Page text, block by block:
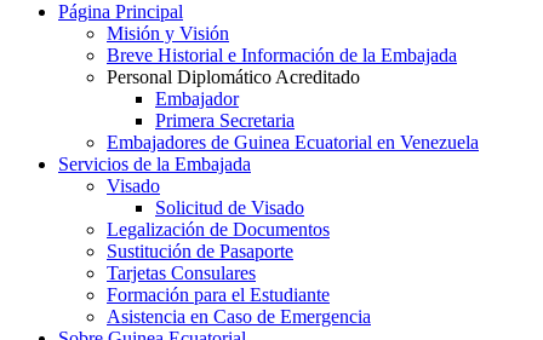
Página Principal
Misión y Visión
Breve Historial e Información de la Embajada
Personal Diplomático Acreditado
Embajador
Primera Secretaria
Embajadores de Guinea Ecuatorial en Venezuela
Servicios de la Embajada
Visado
Solicitud de Visado
Legalización de Documentos
Sustitución de Pasaporte
Tarjetas Consulares
Formación para el Estudiante
Asistencia en Caso de Emergencia